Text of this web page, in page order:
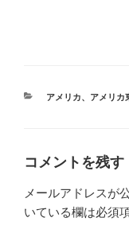
カ
アメリカ、 アメリカ
コメントを残す
メールアドレスが
いている欄は必須